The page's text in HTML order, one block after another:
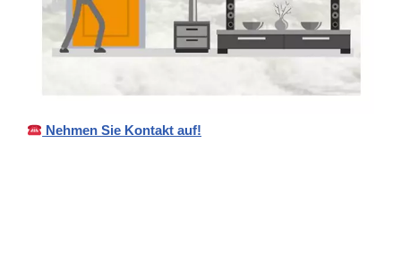
Nehmen Sie Kontakt auf!